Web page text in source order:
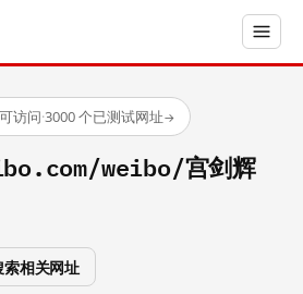
访问·3000 个已测试网址→
weibo/宫剑辉
相关网址